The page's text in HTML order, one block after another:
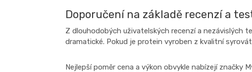
Doporučení na základě recenzí a
Z dlouhodobých uživatelských recenzí a nezávislých
dramatické. Pokud je protein vyroben z kvalitní
Nejlepší poměr cena a výkon obvykle nabízejí značky